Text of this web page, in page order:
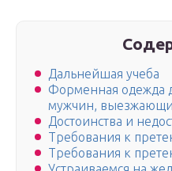
Дальнейшая учеба
Форменная одежда
мужчин,
Достоинства и
Требования к
Требования к